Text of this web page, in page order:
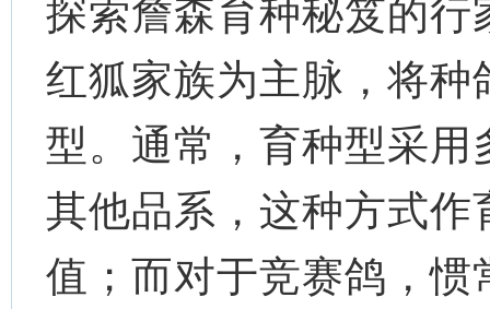
探索詹森育种秘笈的
红狐家族为主脉，将
型。通常，育种型采
其他品系，这种方式
值；而对于竞赛鸽，